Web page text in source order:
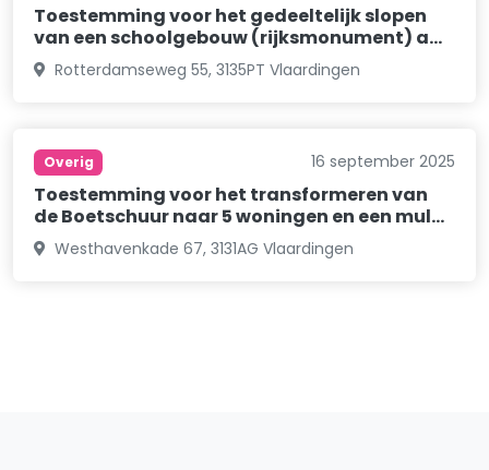
Toestemming voor het gedeeltelijk slopen
van een schoolgebouw (rijksmonument) a…
Rotterdamseweg 55, 3135PT Vlaardingen
Overig 16 september 2025
Toestemming voor het transformeren van
de Boetschuur naar 5 woningen en een mul…
Westhavenkade 67, 3131AG Vlaardingen